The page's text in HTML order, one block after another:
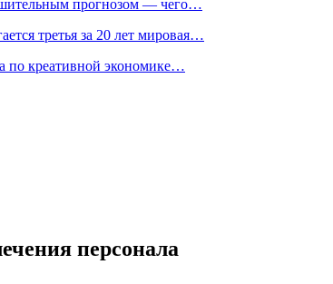
прогнозом — чего…
третья за 20 лет мировая…
по креативной экономике…
персонала